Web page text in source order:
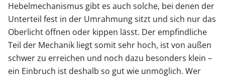
Hebelmechanismus gibt es auch solche, bei denen der
Unterteil fest in der Umrahmung sitzt und sich nur das
Oberlicht öffnen oder kippen lässt. Der empfindliche
Teil der Mechanik liegt somit sehr hoch, ist von außen
schwer zu erreichen und noch dazu besonders klein –
ein Einbruch ist deshalb so gut wie unmöglich. Wer